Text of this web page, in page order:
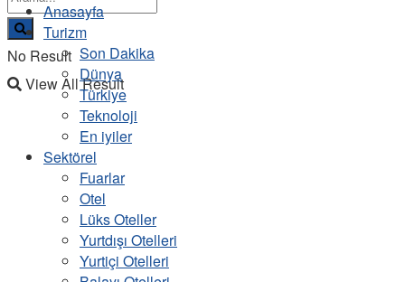
No Result
View All Result
Anasayfa
Turizm
Son Dakika
Dünya
Türkiye
Teknoloji
En iyiler
Sektörel
Fuarlar
Otel
Lüks Oteller
Yurtdışı Otelleri
Yurtiçi Otelleri